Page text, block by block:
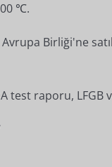
℃.
Avrupa Birliği'ne
test raporu,